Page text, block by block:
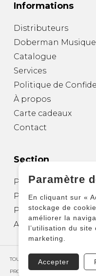
Informations
Distributeurs
Doberman Musique
Catalogue
Services
Politique de
À propos
Carte cadeaux
Contact
Section
Partitions pour
Partitions pour
Partitions pour
Autres produits
TOUS DROITS RÉSERVÉS ©
PROPULSÉ PAR
Paramètre
En cliquant sur «
stockage de
améliorer la
l’utilisation du
marketing.
Accepter